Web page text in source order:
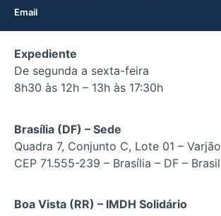
Email
Expediente
De segunda a sexta-feira
8h30 às 12h – 13h às 17:30h
Brasília (DF) – Sede
Quadra 7, Conjunto C, Lote 01 – Varjão
CEP 71.555-239 – Brasília – DF – Brasil
Boa Vista (RR) – IMDH Solidário